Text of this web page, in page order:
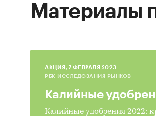
Материалы
AКЦИЯ, 7 ФЕВРАЛЯ 2023
РБК ИССЛЕДОВАНИЯ РЫНКОВ
Калийные
Калийные удобрения 2022: